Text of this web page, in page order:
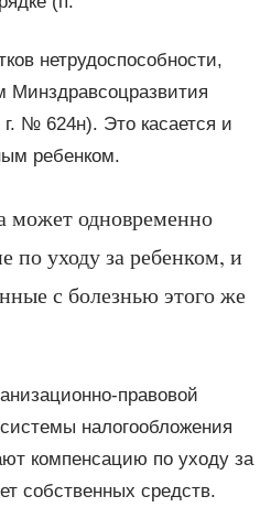
нетрудоспособности,
Минздравсоцразвития
№ 624н). Это касается и
ребенком.
может одновременно
по уходу за ребенком, и
с болезнью этого же
правовой
налогообложения
компенсацию по уходу за
собственных средств.